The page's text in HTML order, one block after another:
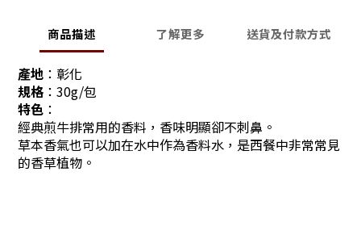
商品描述 了解更多 送貨及付款方式
產地 ：彰化
規格 ：30g/包
特色 ：
經典煎牛排常用的香料， 香味明顯卻不刺鼻。
草本香氣也可以加在水中作為香料水， 是西餐中非常常見
的香草植物。